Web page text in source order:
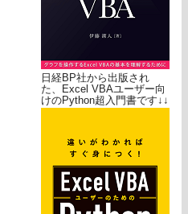
日経BP社から出版され
た、Excel VBAユーザー向
けのPython超入門書です↓↓